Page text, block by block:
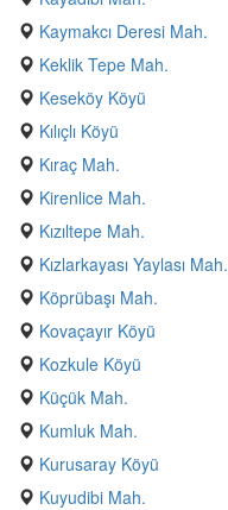
Kaymakcı Deresi Mah.
Keklik Tepe Mah.
Keseköy Köyü
Kılıçlı Köyü
Kıraç Mah.
Kirenlice Mah.
Kızıltepe Mah.
Kızlarkayası Yaylası Mah.
Köprübaşı Mah.
Kovaçayır Köyü
Kozkule Köyü
Küçük Mah.
Kumluk Mah.
Kurusaray Köyü
Kuyudibi Mah.